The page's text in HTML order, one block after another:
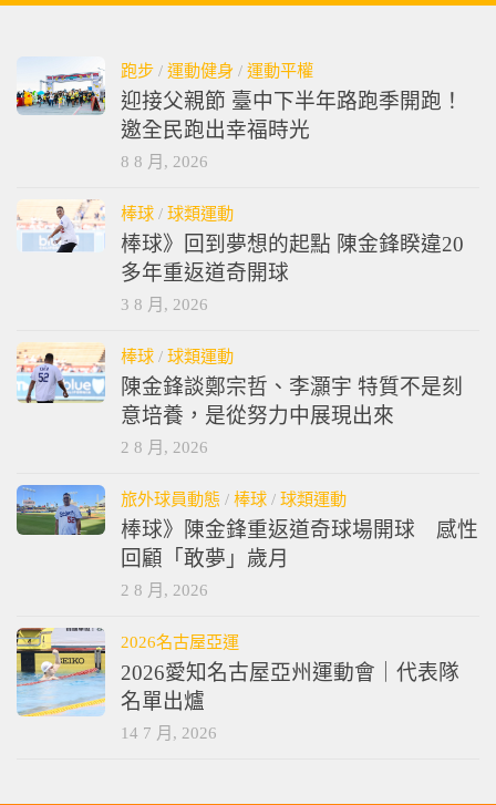
跑步 / 運動健身 / 運動平權
迎接父親節 臺中下半年路跑季開跑！
邀全民跑出幸福時光
8 8 月, 2026
棒球 / 球類運動
棒球》回到夢想的起點 陳金鋒睽違20
多年重返道奇開球
3 8 月, 2026
棒球 / 球類運動
陳金鋒談鄭宗哲、李灝宇 特質不是刻
意培養，是從努力中展現出來
2 8 月, 2026
旅外球員動態 / 棒球 / 球類運動
棒球》陳金鋒重返道奇球場開球 感性
回顧「敢夢」歲月
2 8 月, 2026
2026名古屋亞運
2026愛知名古屋亞州運動會｜代表隊
名單出爐
14 7 月, 2026